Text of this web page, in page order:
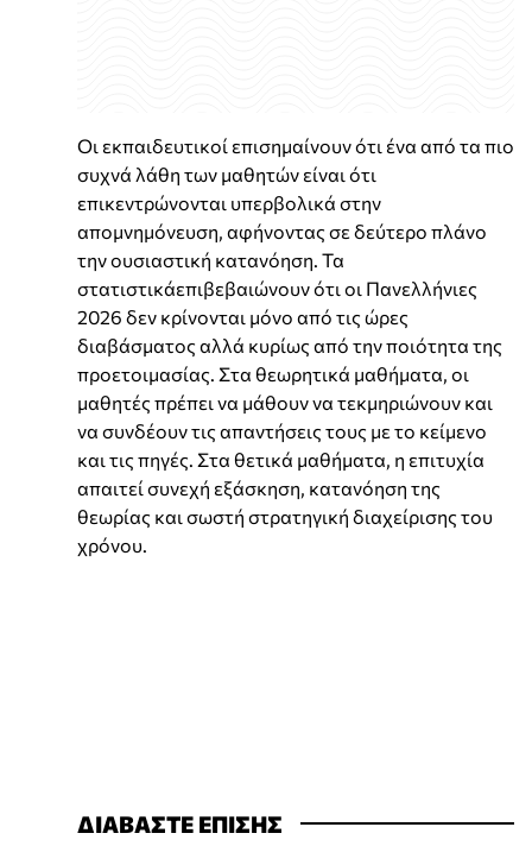
Οι εκπαιδευτικοί επισημαίνουν ότι ένα από τα πιο
συχνά λάθη των μαθητών είναι ότι
επικεντρώνονται υπερβολικά στην
απομνημόνευση, αφήνοντας σε δεύτερο πλάνο
την ουσιαστική κατανόηση. Τα
στατιστικάεπιβεβαιώνουν ότι οι Πανελλήνιες
2026 δεν κρίνονται μόνο από τις ώρες
διαβάσματος αλλά κυρίως από την ποιότητα της
προετοιμασίας. Στα θεωρητικά μαθήματα, οι
μαθητές πρέπει να μάθουν να τεκμηριώνουν και
να συνδέουν τις απαντήσεις τους με το κείμενο
και τις πηγές. Στα θετικά μαθήματα, η επιτυχία
απαιτεί συνεχή εξάσκηση, κατανόηση της
θεωρίας και σωστή στρατηγική διαχείρισης του
χρόνου.
ΔΙΑΒΑΣΤΕ ΕΠΙΣΗΣ